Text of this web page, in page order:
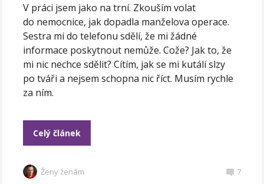
V práci jsem jako na trní. Zkouším volat
do nemocnice, jak dopadla manželova operace.
Sestra mi do telefonu sdělí, že mi žádné
informace poskytnout nemůže. Cože? Jak to, že
mi nic nechce sdělit? Cítím, jak se mi kutálí slzy
po tváři a nejsem schopna nic říct. Musím rychle
za ním.
Celý článek
Ženy ženám 7